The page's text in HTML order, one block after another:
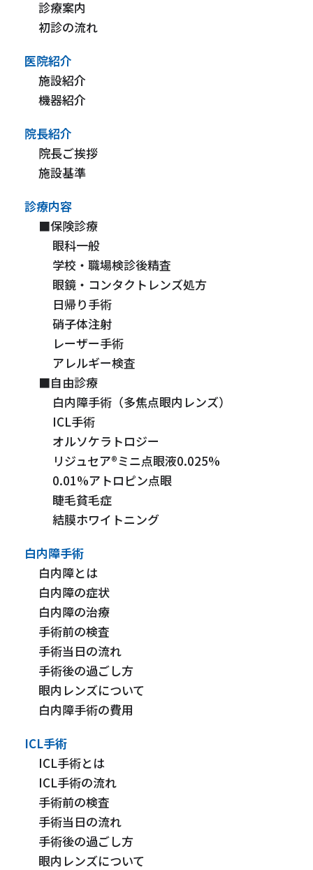
診療案内
初診の流れ
医院紹介
施設紹介
機器紹介
院長紹介
院長ご挨拶
施設基準
診療内容
■保険診療
眼科一般
学校・職場検診後精査
眼鏡・コンタクトレンズ処方
日帰り手術
硝子体注射
レーザー手術
アレルギー検査
■自由診療
白内障手術（多焦点眼内レンズ）
ICL手術
オルソケラトロジー
リジュセア®ミニ点眼液0.025%
0.01%アトロピン点眼
睫毛貧毛症
結膜ホワイトニング
白内障手術
白内障とは
白内障の症状
白内障の治療
手術前の検査
手術当日の流れ
手術後の過ごし方
眼内レンズについて
白内障手術の費用
ICL手術
ICL手術とは
ICL手術の流れ
手術前の検査
手術当日の流れ
手術後の過ごし方
眼内レンズについて